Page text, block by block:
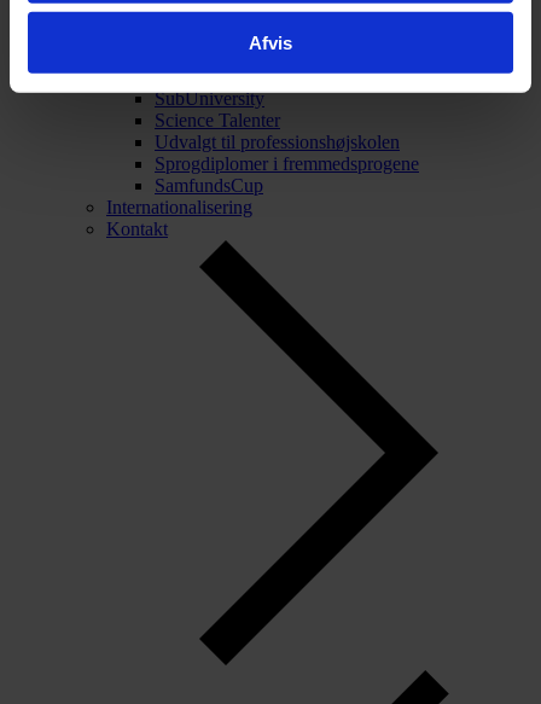
Afvis
TilbageTalentarbejde
Talentarbejde
Projekt Forskerspirer
Akademiet for Talentfulde Unge
SubUniversity
Science Talenter
Udvalgt til professionshøjskolen
Sprogdiplomer i fremmedsprogene
SamfundsCup
Internationalisering
Kontakt